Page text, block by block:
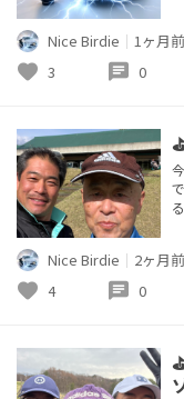
Nice Birdie ｜ 1ヶ月前
favorite 3 chat 0
Nice Birdie ｜ 2ヶ月前
favorite 4 chat 0